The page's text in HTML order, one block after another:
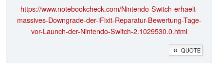
https://www.notebookcheck.com/Nintendo-Switch-erhaelt-
massives-Downgrade-der-iFixit-Reparatur-Bewertung-Tage-
vor-Launch-der-Nintendo-Switch-2.1029530.0.html
QUOTE